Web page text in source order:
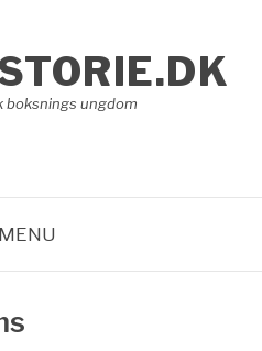
boksnings ungdom
MENU